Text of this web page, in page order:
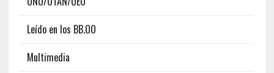
Leído en los BB.OO
Multimedia